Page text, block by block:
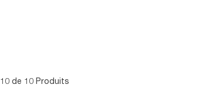
10 de 10 Produits